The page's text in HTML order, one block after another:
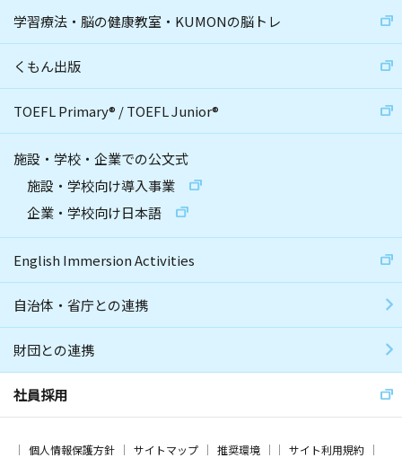
学習療法・脳の健康教室・KUMONの脳トレ
くもん出版
TOEFL Primary® /TOEFL Junior®
施設・学校・企業での公文式
施設・学校向け導入事業
企業・学校向け日本語
English Immersion Activities
自治体・省庁との連携
財団との連携
社員採用
個人情報保護方針 サイトマップ 推奨環境 サイト利用規約